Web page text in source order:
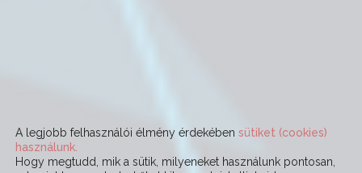
A legjobb felhasználói élmény érdekében sütiket (cookies)
használunk.
Hogy megtudd, mik a sütik, milyeneket használunk pontosan,